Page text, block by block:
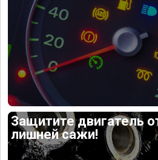
Защитите двигатель
лишней сажи!